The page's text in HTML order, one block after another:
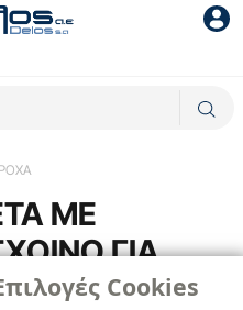
Cookies
Είσοδος
ΜΕ
ΓΙΑ